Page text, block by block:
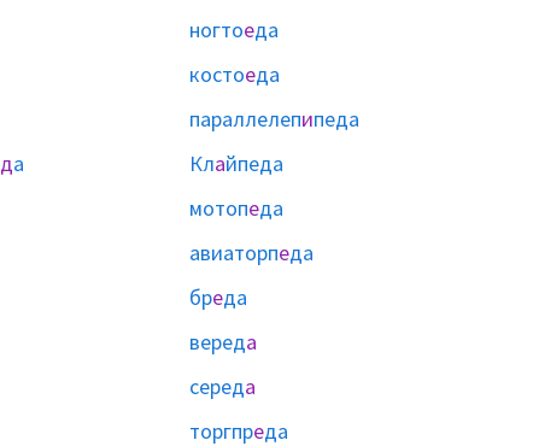
ногтоеда
костоеда
параллелепипеда
да Клайпеда
мотопеда
авиаторпеда
бреда
вереда
середа
торгпреда